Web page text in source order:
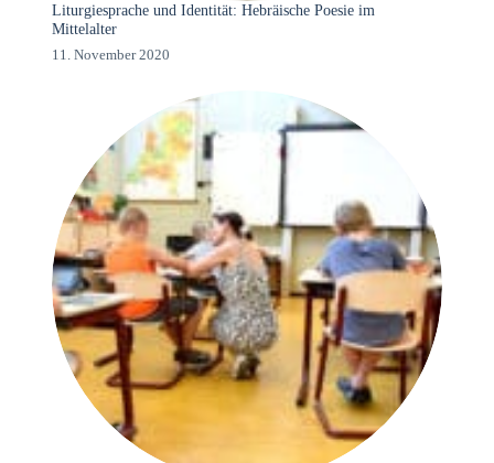
Liturgiesprache und Identität: Hebräische Poesie im
Mittelalter
11. November 2020